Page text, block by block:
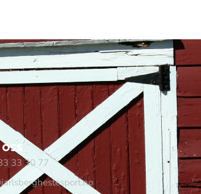
33 30 77